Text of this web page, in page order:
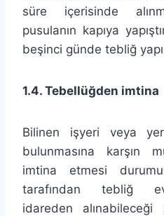
süre içerisinde
pusulanın kapıya
beşinci günde tebliğ
1.4. Tebellüğden imtina
Bilinen işyeri veya
bulunmasına karşın
imtina etmesi
tarafından tebliğ
idareden